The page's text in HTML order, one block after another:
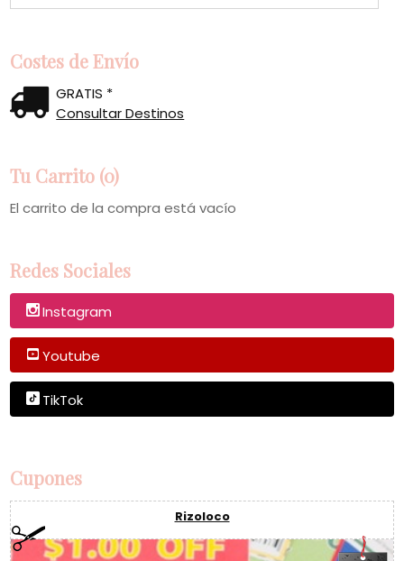
Costes de Envío
GRATIS *
Consultar Destinos
Tu Carrito (0)
El carrito de la compra está vacío
Redes Sociales
Instagram
Youtube
TikTok
Cupones
Rizoloco